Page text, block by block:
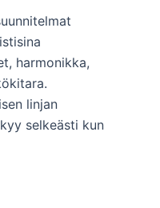
harmonikka,
linjan
selkeästi kun